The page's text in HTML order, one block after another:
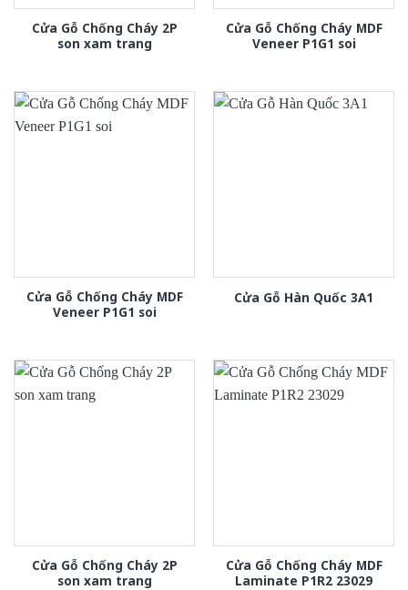
Cửa Gỗ Chống Cháy 2P
son xam trang
Cửa Gỗ Chống Cháy MDF
Veneer P1G1 soi
Cửa Gỗ Chống Cháy MDF
Veneer P1G1 soi
Cửa Gỗ Hàn Quốc 3A1
Cửa Gỗ Chống Cháy 2P
son xam trang
Cửa Gỗ Chống Cháy MDF
Laminate P1R2 23029